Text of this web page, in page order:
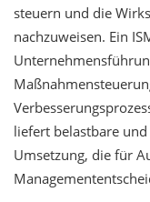
steuern und die
nachzuweisen. Ein
liefert belastbare
Umsetzung, die für